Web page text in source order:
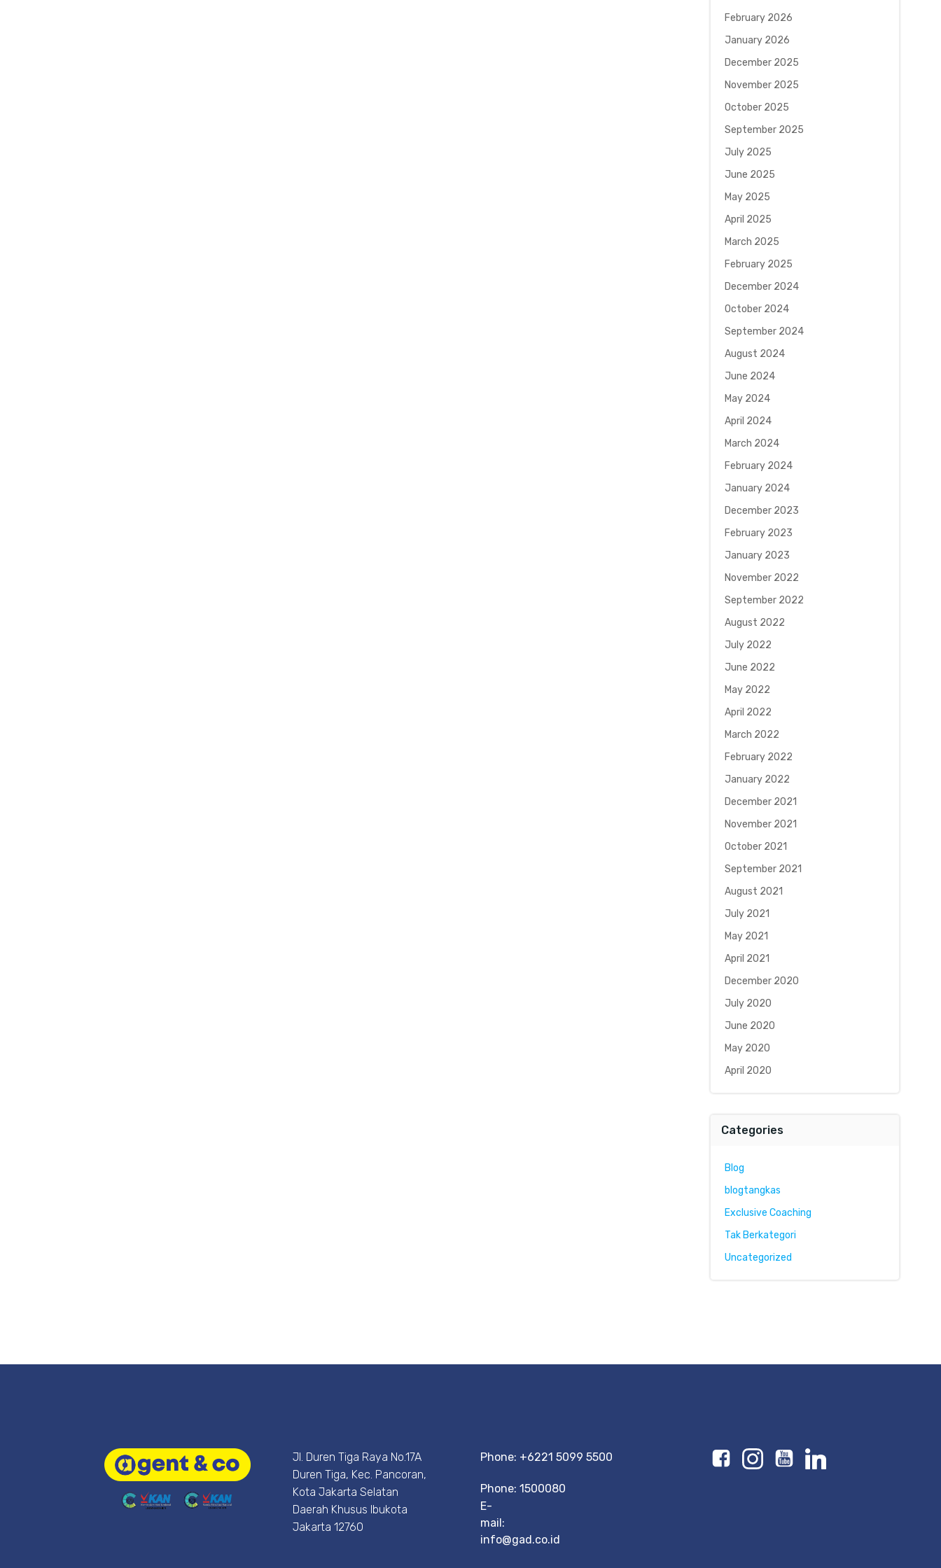
February 2026
January 2026
December 2025
November 2025
October 2025
September 2025
July 2025
June 2025
May 2025
April 2025
March 2025
February 2025
December 2024
October 2024
September 2024
August 2024
June 2024
May 2024
April 2024
March 2024
February 2024
January 2024
December 2023
February 2023
January 2023
November 2022
September 2022
August 2022
July 2022
June 2022
May 2022
April 2022
March 2022
February 2022
January 2022
December 2021
November 2021
October 2021
September 2021
August 2021
July 2021
May 2021
April 2021
December 2020
July 2020
June 2020
May 2020
April 2020
Categories
Blog
blogtangkas
Exclusive Coaching
Tak Berkategori
Uncategorized
Jl. Duren Tiga Raya No.17A
Duren Tiga, Kec. Pancoran,
Kota Jakarta Selatan
Daerah Khusus Ibukota
Jakarta 12760
Phone: +6221 5099 5500
Phone: 1500080
E-
mail:
info@gad.co.id